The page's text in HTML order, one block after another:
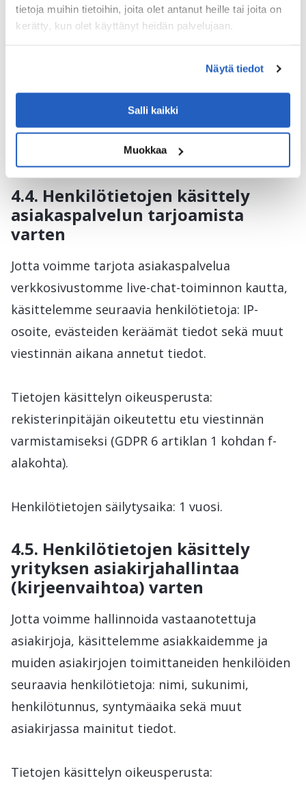
tietoja muihin tietoihin, joita olet antanut heille tai joita on
kerätty, kun olet käyttänyt heidän palvelujaan.
Näytä tiedot
Salli kaikki
Muokkaa
Tietojen käsittelyn oikeusperusta:
asiakkaiden kanssa viestinnän varmistamiseksi
Henkilötietojen säilytysaika: 1 vuosi pyynnön
käsittelyn päättymisestä.
4.4. Henkilötietojen käsittely
asiakaspalvelun tarjoamista
varten
Jotta voimme tarjota asiakaspalvelua
verkkosivustomme live-chat-toiminnon kautta,
käsittelemme seuraavia henkilötietoja: IP-
osoite, evästeiden keräämät tiedot sekä muut
viestinnän aikana annetut tiedot.
Tietojen käsittelyn oikeusperusta:
rekisterinpitäjän oikeutettu etu viestinnän
varmistamiseksi (GDPR 6 artiklan 1 kohdan f-
alakohta).
Henkilötietojen säilytysaika: 1 vuosi.
4.5. Henkilötietojen käsittely
yrityksen asiakirjahallintaa
(kirjeenvaihtoa) varten
Jotta voimme hallinnoida vastaanotettuja
asiakirjoja, käsittelemme asiakkaidemme ja
muiden asiakirjojen toimittaneiden henkilöiden
seuraavia henkilötietoja: nimi, sukunimi,
henkilötunnus, syntymäaika sekä muut
asiakirjassa mainitut tiedot.
Tietojen käsittelyn oikeusperusta: